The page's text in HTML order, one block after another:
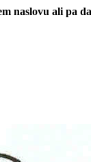
naslovu ali pa